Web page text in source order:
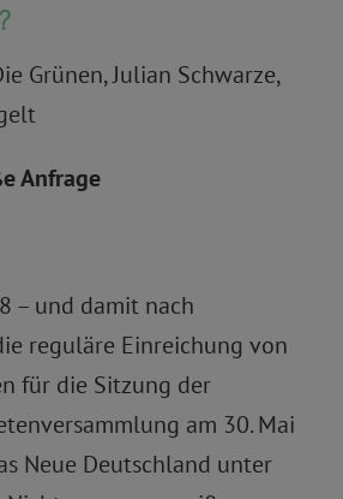
Grünen, Julian Schwarze,
Anfrage
– und damit nach
reguläre Einreichung von
für die Sitzung der
am 30. Mai
Neue Deutschland unter